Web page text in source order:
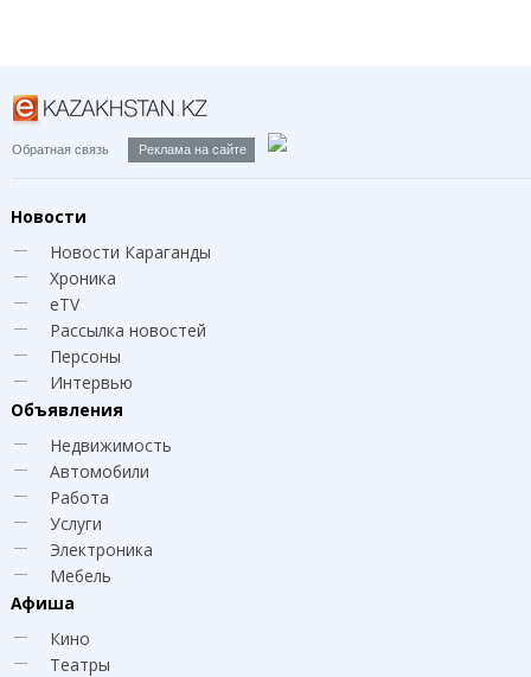
Обратная связь Реклама на сайте
Новости
Новости Караганды
Хроника
eTV
Рассылка новостей
Персоны
Интервью
Объявления
Недвижимость
Автомобили
Работа
Услуги
Электроника
Мебель
Афиша
Кино
Театры